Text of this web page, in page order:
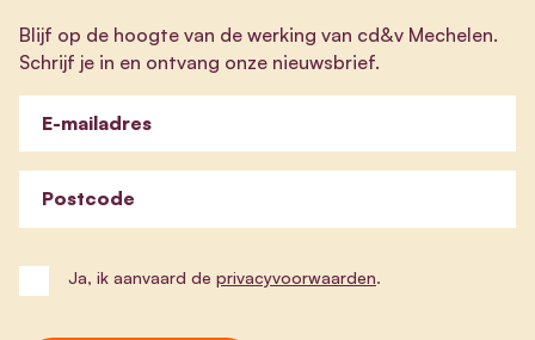
Blijf op de hoogte van de werking van cd&v Mechelen.
Schrijf je in en ontvang onze nieuwsbrief.
E-mailadres
Postcode
Ja, ik aanvaard de privacyvoorwaarden.